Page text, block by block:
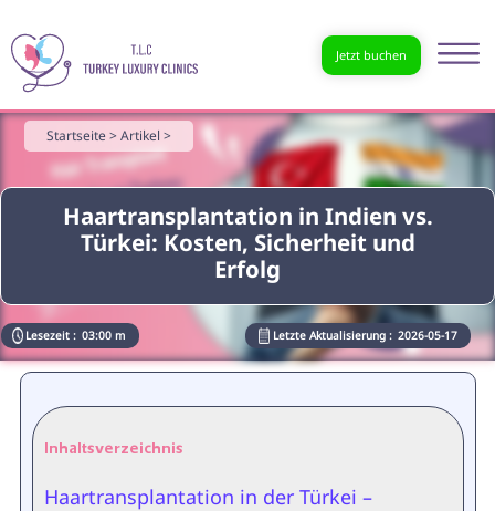
Jetzt buchen
Haartransplantation in Indien vs.
Türkei: Kosten, Sicherheit und
Erfolg
Startseite >Artikel >
Lesezeit : 03:00 m Letzte Aktualisierung : 2026-05-17
Inhaltsverzeichnis
Haartransplantation in der Türkei –